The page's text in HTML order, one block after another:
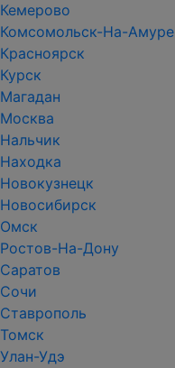
Кемерово
Комсомольск-На-Амуре
Красноярск
Курск
Магадан
Москва
Нальчик
Находка
Новокузнецк
Новосибирск
Омск
Ростов-На-Дону
Саратов
Сочи
Ставрополь
Томск
Улан-Удэ